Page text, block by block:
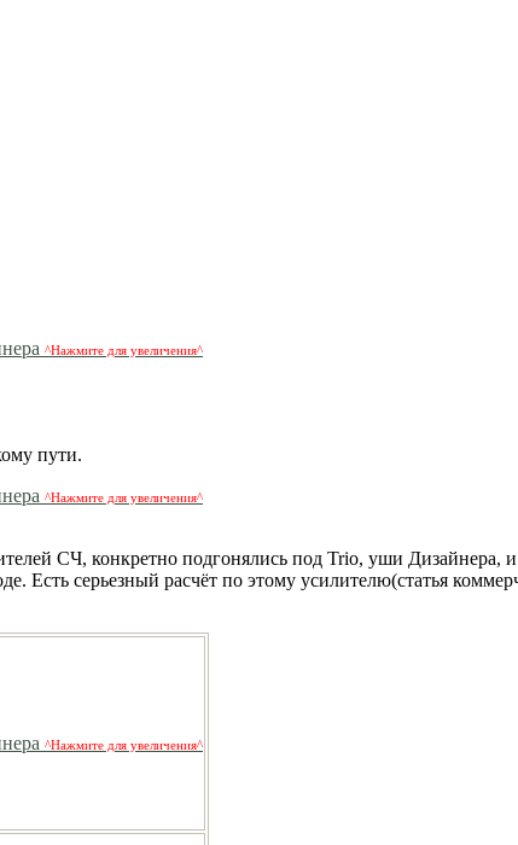
^Нажмите для увеличения^
пути.
^Нажмите для увеличения^
СЧ, конкретно подгонялись под Trio, уши Дизайнера,
серьезный расчёт по этому усилителю(статья
^Нажмите для увеличения^